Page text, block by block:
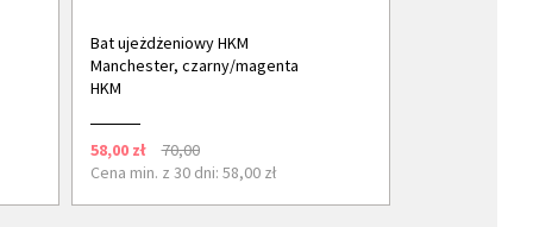
Bat ujeżdżeniowy HKM
Manchester, czarny/magenta
HKM
58,00 zł
70,00
Cena min. z 30 dni: 58,00 zł